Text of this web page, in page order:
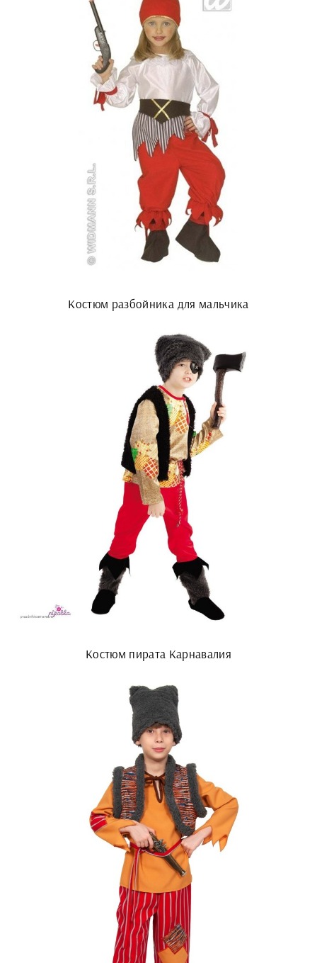
Костюм разбойника для мальчика
Костюм пирата Карнавалия